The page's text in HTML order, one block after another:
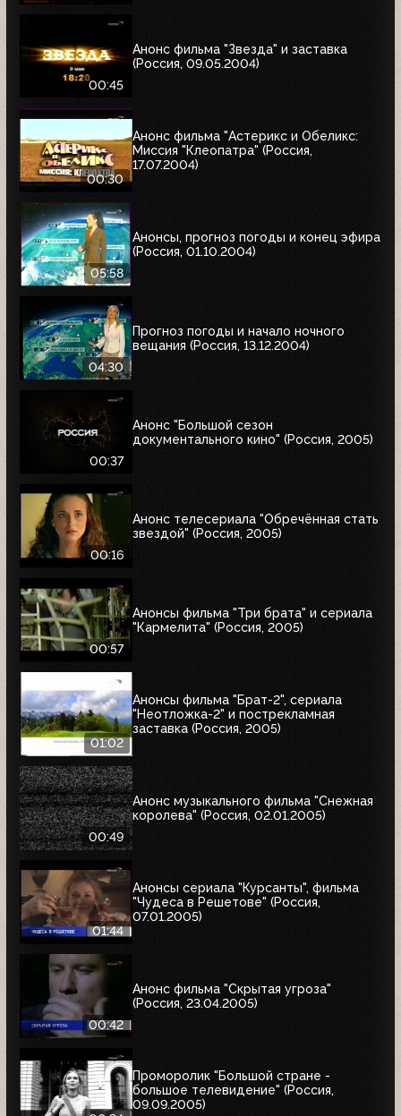
00:45
Анонс фильма "Звезда" и заставка
(Россия, 09.05.2004)
00:30
Анонс фильма "Астерикс и Обеликс:
Миссия "Клеопатра" (Россия,
17.07.2004)
05:58
Анонсы, прогноз погоды и конец эфира
(Россия, 01.10.2004)
04:30
Прогноз погоды и начало ночного
вещания (Россия, 13.12.2004)
00:37
Анонс "Большой сезон
документального кино" (Россия, 2005)
00:16
Анонс телесериала "Обречённая стать
звездой" (Россия, 2005)
00:57
Анонсы фильма "Три брата" и сериала
"Кармелита" (Россия, 2005)
01:02
Анонсы фильма "Брат-2", сериала
"Неотложка-2" и пострекламная
заставка (Россия, 2005)
00:49
Анонс музыкального фильма "Снежная
королева" (Россия, 02.01.2005)
01:44
Анонсы сериала "Курсанты", фильма
"Чудеса в Решетове" (Россия,
07.01.2005)
00:42
Анонс фильма "Скрытая угроза"
(Россия, 23.04.2005)
Проморолик "Большой стране -
большое телевидение" (Россия,
09.09.2005)